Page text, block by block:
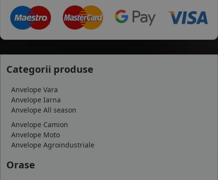
Categorii produse
Anvelope Vara
Anvelope Iarna
Anvelope All season
Anvelope Camion
Anvelope Moto
Anvelope Agroindustriale
Orase